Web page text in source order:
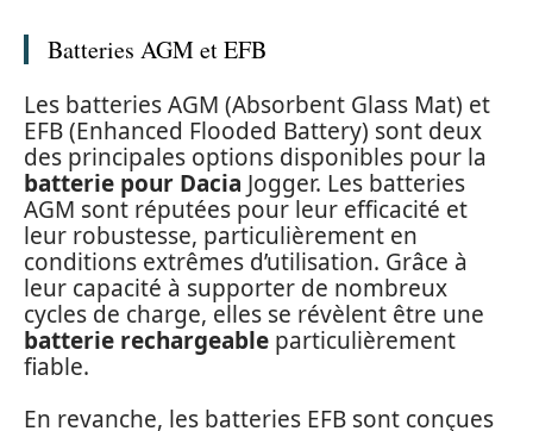
Batteries AGM et EFB
Les batteries AGM (Absorbent Glass Mat) et
EFB (Enhanced Flooded Battery) sont deux
des principales options disponibles pour la
batterie pour Dacia Jogger. Les batteries
AGM sont réputées pour leur efficacité et
leur robustesse, particulièrement en
conditions extrêmes d’utilisation. Grâce à
leur capacité à supporter de nombreux
cycles de charge, elles se révèlent être une
batterie rechargeable particulièrement
fiable.
En revanche, les batteries EFB sont conçues